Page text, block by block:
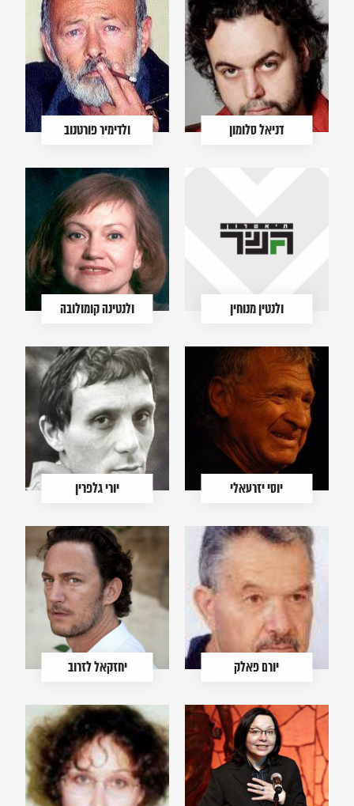
דניאל סלומון ולדימיר פורטנוב
ולנטין מנוחין ולנטינה קומולובה
יוסי יזרעאלי יורי גלפרין
יורם פאלק יחזקאל לזרוב